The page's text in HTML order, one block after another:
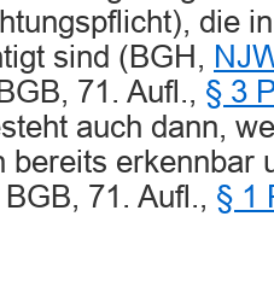
die
sind (BGH,
71. Aufl., § 3
auch dann,
bereits erkennbar
71. Aufl., § 1